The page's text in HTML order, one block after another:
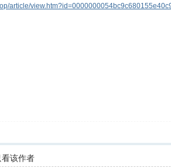
article/
看该作者